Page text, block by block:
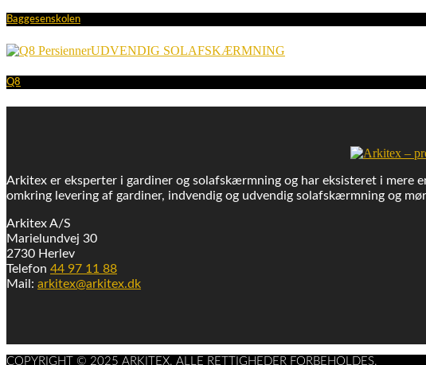
Baggesenskolen
UDVENDIG SOLAFSKÆRMNING
Q8
Arkitex er eksperter i gardiner og solafskærmning og har eksisteret i mere
omkring levering af gardiner, indvendig og udvendig solafskærmning og
Arkitex A/S
Marielundvej 30
2730 Herlev
Telefon 44 97 11 88
Mail: arkitex@arkitex.dk
COPYRIGHT © 2025 ARKITEX. ALLE RETTIGHEDER FORBEHOLDES.